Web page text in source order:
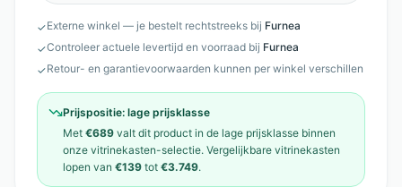
✓Externe winkel — je bestelt rechtstreeks bij Furnea
✓Controleer actuele levertijd en voorraad bij Furnea
✓Retour- en garantievoorwaarden kunnen per winkel verschillen
Prijspositie: lage prijsklasse
Met €689 valt dit product in de lage prijsklasse binnen
onze vitrinekasten-selectie. Vergelijkbare vitrinekasten
lopen van €139 tot €3.749.